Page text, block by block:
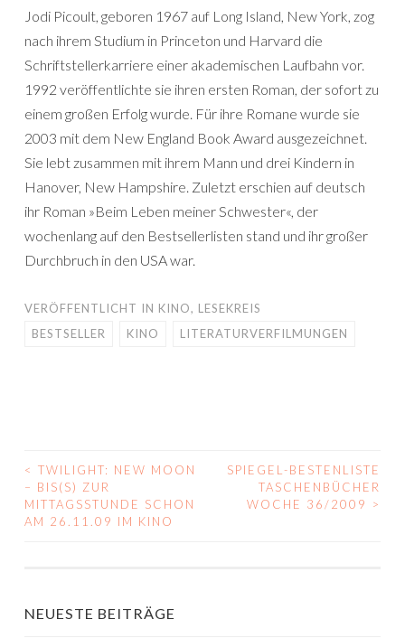
Jodi Picoult, geboren 1967 auf Long Island, New York, zog
nach ihrem Studium in Princeton und Harvard die
Schriftstellerkarriere einer akademischen Laufbahn vor.
1992 veröffentlichte sie ihren ersten Roman, der sofort zu
einem großen Erfolg wurde. Für ihre Romane wurde sie
2003 mit dem New England Book Award ausgezeichnet.
Sie lebt zusammen mit ihrem Mann und drei Kindern in
Hanover, New Hampshire. Zuletzt erschien auf deutsch
ihr Roman »Beim Leben meiner Schwester«, der
wochenlang auf den Bestsellerlisten stand und ihr großer
Durchbruch in den USA war.
VERÖFFENTLICHT IN KINO, LESEKREIS
BESTSELLER
KINO LITERATURVERFILMUNGEN
BEITRAGS-
NAVIGATION
< TWILIGHT: NEW MOON
– BIS(S) ZUR
MITTAGSSTUNDE SCHON
AM 26.11.09 IM KINO
SPIEGEL-BESTENLISTE
TASCHENBÜCHER
WOCHE 36/2009
>
NEUESTE BEITRÄGE